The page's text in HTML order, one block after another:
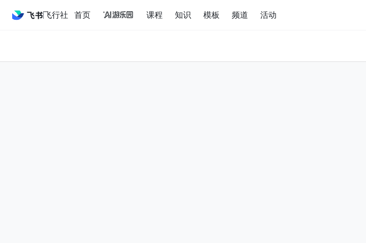
飞行社 首页 课程 知识 模板 频道 活动
首页 课程 知识 模板 频道 活动